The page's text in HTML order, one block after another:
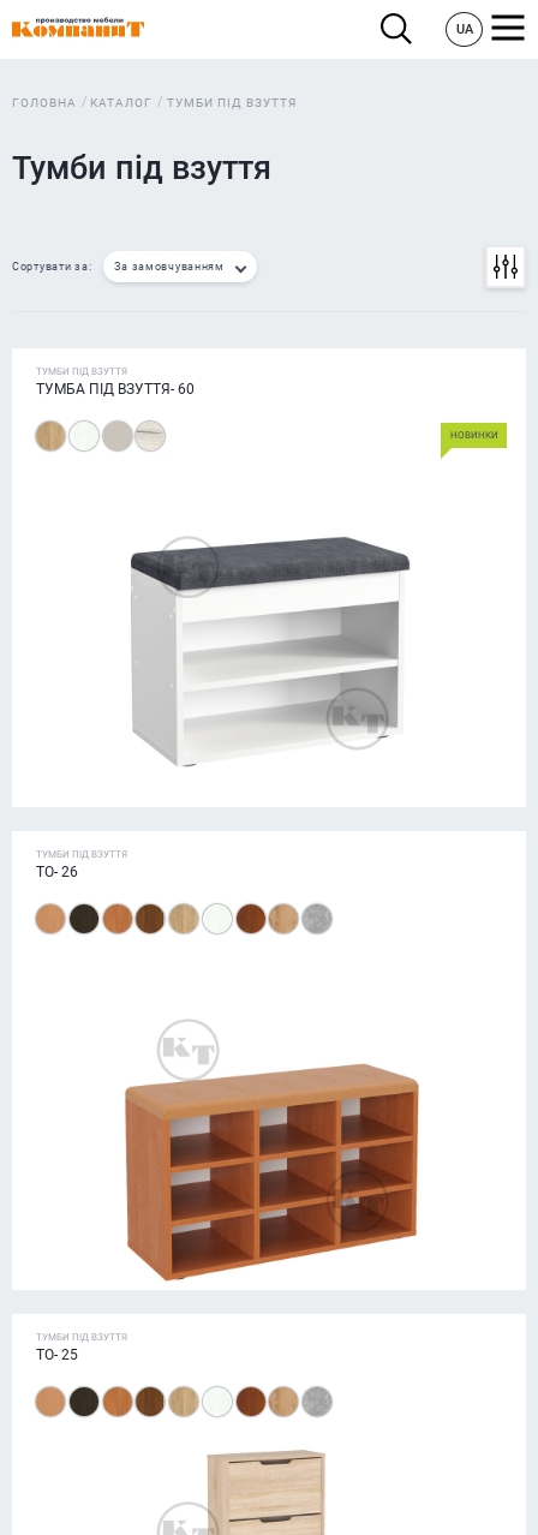
UA
ГОЛОВНА КАТАЛОГ ТУМБИ ПІД ВЗУТТЯ
Тумби під взуття
Сортувати за: За замовчуванням
ТУМБИ ПІД ВЗУТТЯ
ТУМБА ПІД ВЗУТТЯ- 60
НОВИНКИ
ТУМБИ ПІД ВЗУТТЯ
ТО- 26
ТУМБИ ПІД ВЗУТТЯ
ТО- 25